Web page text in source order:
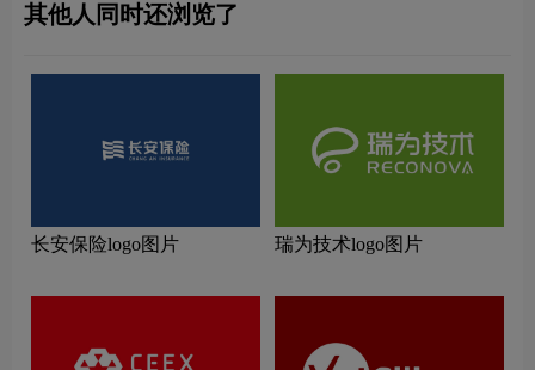
其他人同时还浏览了
长安保险logo图片 瑞为技术logo图片